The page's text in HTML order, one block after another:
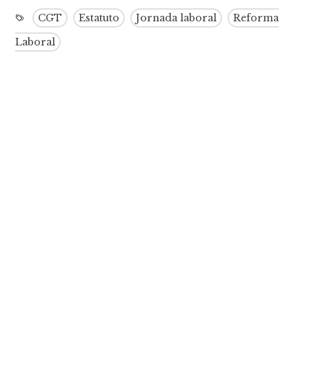
CGT Estatuto Jornada laboral
Reforma
Laboral